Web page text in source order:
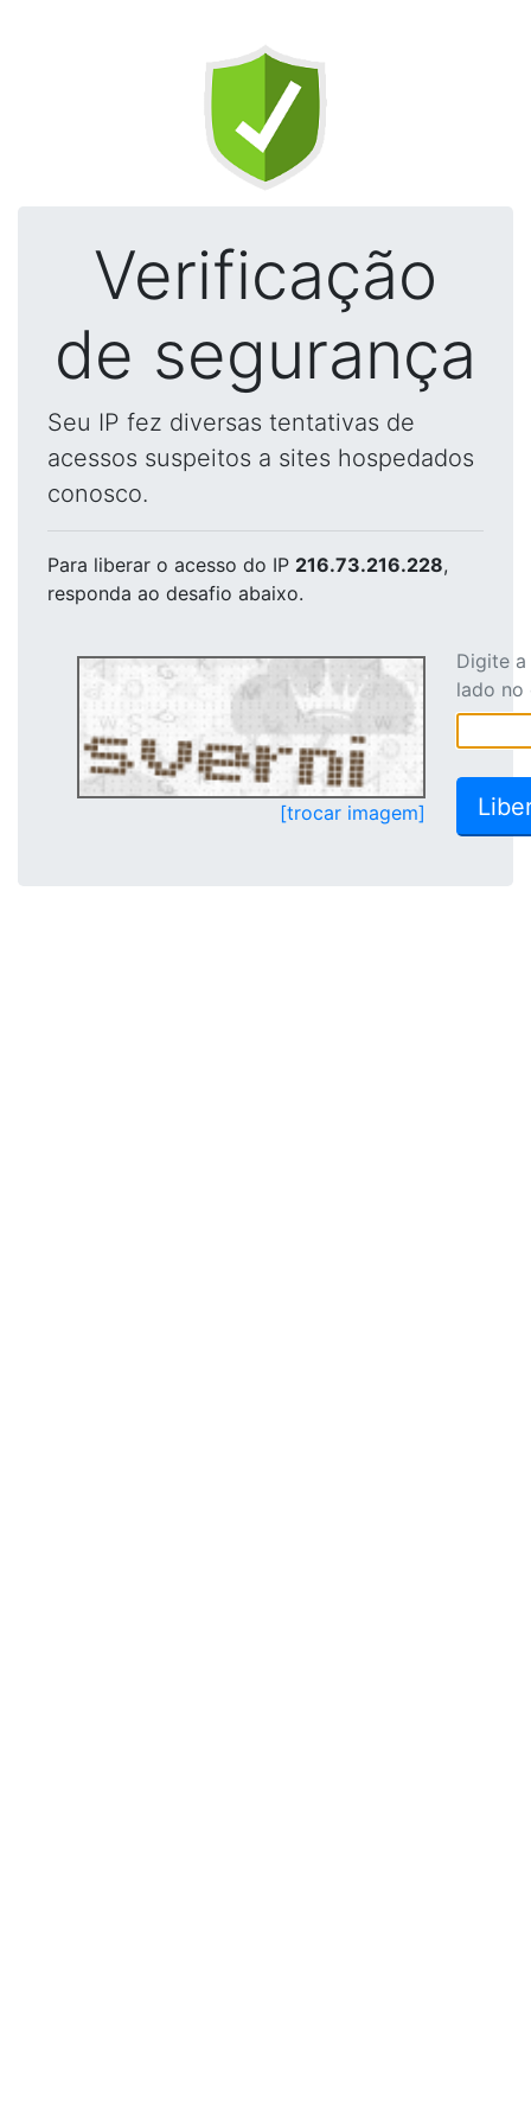
Verificação
de segurança
Seu IP fez diversas tentativas de
acessos suspeitos a sites hospedados
conosco.
Para liberar o acesso do IP 216.73.216.228,
responda ao desafio abaixo.
[trocar imagem]
Digite
lado no